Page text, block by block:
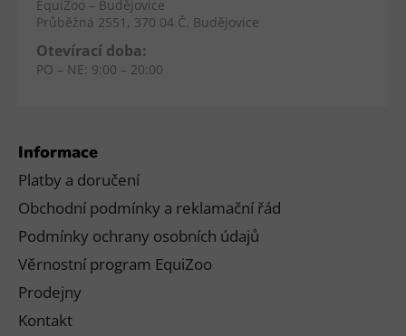
Informace
Platby a doručení
Obchodní podmínky a reklamační řád
Podmínky ochrany osobních údajů
Věrnostní program EquiZoo
Prodejny
Kontakt
EquiZoo – Budějovice
Průběžná 2551, 370 04 Č. Budějovice
Otevírací doba:
PO – NE: 9:00 – 20:00